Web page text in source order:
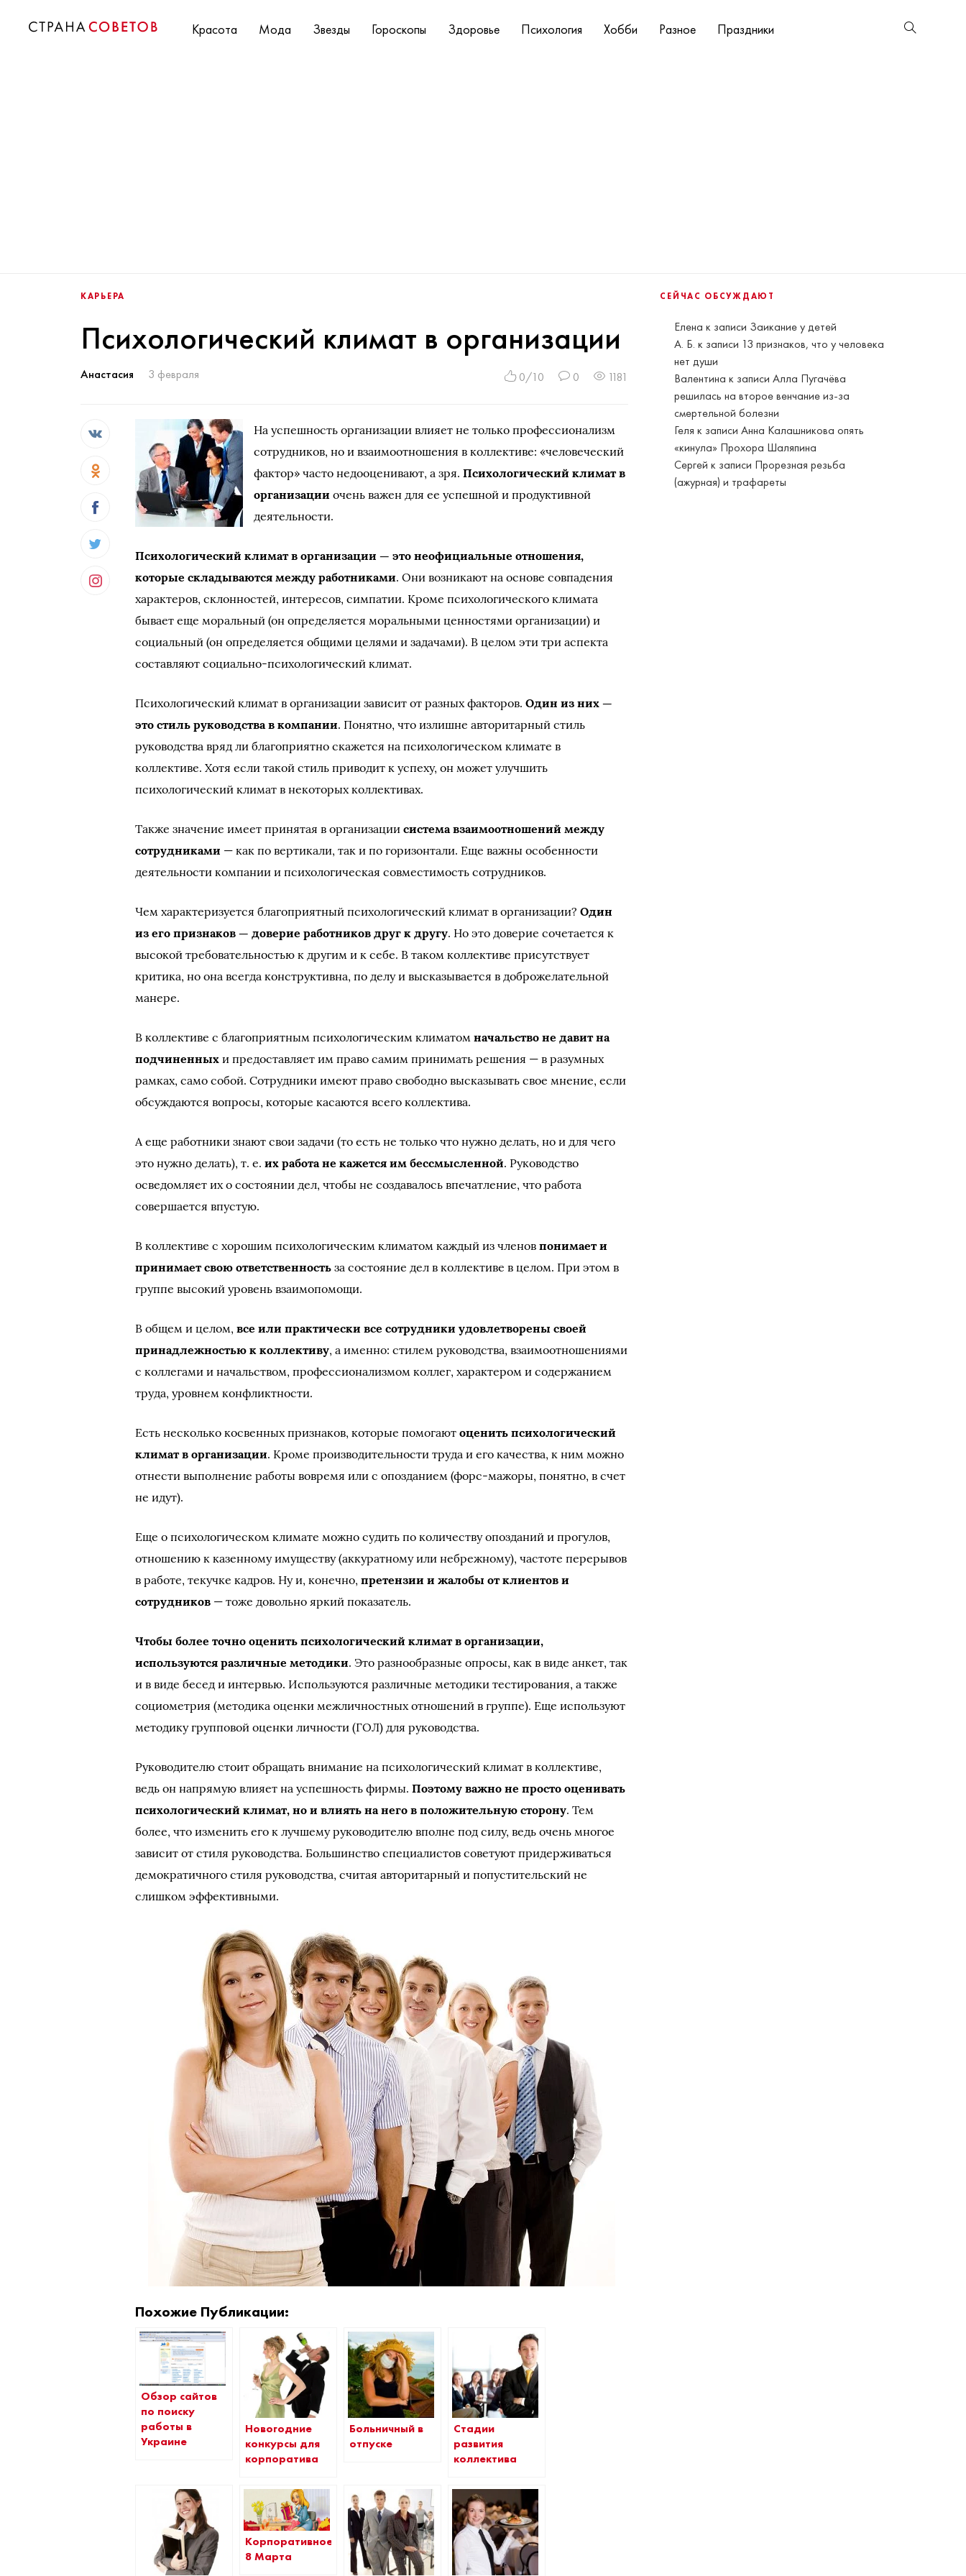
Красота Мода Звезды Гороскопы Здоровье Психология Хобби Разное Праздники
СЕЙЧАС ОБСУЖДАЮТ
Елена к записи Заикание у детей
А. Б. к записи 13 признаков, что у человека
нет души
Валентина к записиАлла Пугачёва
решилась на второе венчание из-за
смертельной болезни
Геля к записиАнна Калашникова опять
«кинула» Прохора Шаляпина
Сергей к записи Прорезная резьба
(ажурная) и трафареты
КАРЬЕРА
Психологический климат в организации
Анастасия 3 февраля 0/10 0 1181
На успешность организации влияет не только профессионализм
сотрудников, но и взаимоотношения в коллективе: «человеческий
фактор» часто недооценивают, а зря.Психологический климат в
организации очень важен для ее успешной и продуктивной
деятельности.
Психологический климат в организации — это неофициальные отношения,
которые складываются между работниками. Они возникают на основе совпадения
характеров, склонностей, интересов, симпатии. Кроме психологического климата
бывает еще моральный (он определяется моральными ценностями организации) и
социальный (он определяется общими целями и задачами). В целом эти три аспекта
составляют социально-психологический климат.
Психологический климат в организации зависит от разных факторов.Один из них —
это стиль руководства в компании. Понятно, что излишне авторитарный стиль
руководства вряд ли благоприятно скажется на психологическом климате в
коллективе. Хотя если такой стиль приводит к успеху, он может улучшить
психологический климат в некоторых коллективах.
Также значение имеет принятая в организациисистема взаимоотношений между
сотрудниками — как по вертикали, так и по горизонтали. Еще важны особенности
деятельности компании и психологическая совместимость сотрудников.
Чем характеризуется благоприятный психологический климат в организации?Один
из его признаков — доверие работников друг к другу. Но это доверие сочетается к
высокой требовательностью к другим и к себе. В таком коллективе присутствует
критика, но она всегда конструктивна, по делу и высказывается в доброжелательной
манере.
В коллективе с благоприятным психологическим климатомначальство не давит на
подчиненных и предоставляет им право самим принимать решения — в разумных
рамках, само собой. Сотрудники имеют право свободно высказывать свое мнение, если
обсуждаются вопросы, которые касаются всего коллектива.
А еще работники знают свои задачи (то есть не только что нужно делать, но и для чего
это нужно делать), т. е.их работа не кажется им бессмысленной. Руководство
осведомляет их о состоянии дел, чтобы не создавалось впечатление, что работа
совершается впустую.
В коллективе с хорошим психологическим климатом каждый из членовпонимает и
принимает свою ответственность за состояние дел в коллективе в целом. При этом в
группе высокий уровень взаимопомощи.
В общем и целом,все или практически все сотрудники удовлетворены своей
принадлежностью к коллективу, а именно: стилем руководства, взаимоотношениями
с коллегами и начальством, профессионализмом коллег, характером и содержанием
труда, уровнем конфликтности.
Есть несколько косвенных признаков, которые помогаютоценить психологический
климат в организации. Кроме производительности труда и его качества, к ним можно
отнести выполнение работы вовремя или с опозданием (форс-мажоры, понятно, в счет
не идут).
Еще о психологическом климате можно судить по количеству опозданий и прогулов,
отношению к казенному имуществу (аккуратному или небрежному), частоте перерывов
в работе, текучке кадров. Ну и, конечно,претензии и жалобы от клиентов и
сотрудников — тоже довольно яркий показатель.
Чтобы более точно оценить психологический климат в организации,
используются различные методики. Это разнообразные опросы, как в виде анкет, так
и в виде бесед и интервью. Используются различные методики тестирования, а также
социометрия (методика оценки межличностных отношений в группе). Еще используют
методику групповой оценки личности (ГОЛ) для руководства.
Руководителю стоит обращать внимание на психологический климат в коллективе,
ведь он напрямую влияет на успешность фирмы.Поэтому важно не просто оценивать
психологический климат, но и влиять на него в положительную сторону. Тем
более, что изменить его к лучшему руководителю вполне под силу, ведь очень многое
зависит от стиля руководства. Большинство специалистов советуют придерживаться
демократичного стиля руководства, считая авторитарный и попустительский не
слишком эффективными.
Похожие Публикации:
Обзор сайтов
по поиску
работы в
Украине
Новогодние
конкурсы для
корпоратива
Больничный в
отпуске
Стадии
развития
коллектива
Корпоративное
8 Марта